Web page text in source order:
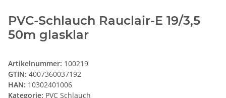
PVC-Schlauch Rauclair-E 19/3,5
50m glasklar
Artikelnummer: 100219
GTIN: 4007360037192
HAN: 10302401006
Kategorie: PVC Schlauch